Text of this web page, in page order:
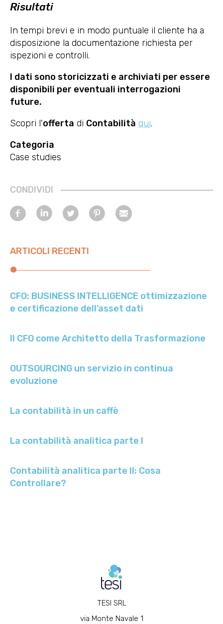
Risultati
In tempi brevi e in modo puntuale il cliente ha a
disposizione la documentazione richiesta per
ispezioni e controlli.
I dati sono storicizzati e archiviati per essere
disponibili per eventuali interrogazioni
future.
Scopri l'offerta di Contabilità qui.
Categoria
Case studies
CONDIVIDI
ARTICOLI RECENTI
CFO: BUSINESS INTELLIGENCE ottimizzazione
e certificazione dell’asset dati
Il CFO come Architetto della Trasformazione
OUTSOURCING un servizio in continua
evoluzione
La contabilità in un caffè
La contabilità analitica parte I
Contabilità analitica parte II: Cosa
Controllare?
TESI SRL
via Monte Navale 1